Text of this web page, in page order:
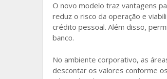
O novo modelo traz vantagens
reduz o risco da operação e
crédito pessoal. Além disso,
banco.
No ambiente corporativo, as
descontar os valores conforme